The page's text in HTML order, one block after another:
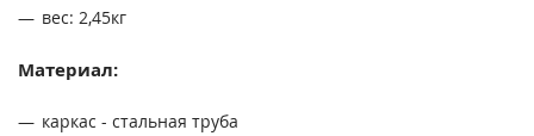
вес: 2,45кг
Материал:
каркас - стальная труба